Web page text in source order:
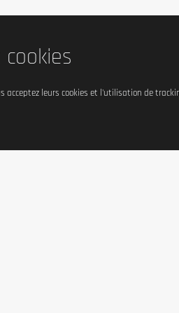
acceptez leurs cookies et l'utilisation de